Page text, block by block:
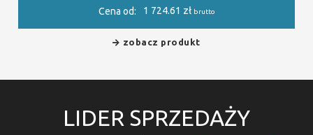
Cena od: 1 724.61 zł brutto
zobacz produkt
LIDER SPRZEDAŻY